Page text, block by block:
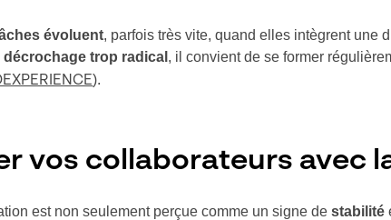
évoluent, parfois très vite, quand elles intègrent une
trop radical , il convient de se former
).
vos collaborateurs avec
est non seulement perçue comme un signe de stabilité